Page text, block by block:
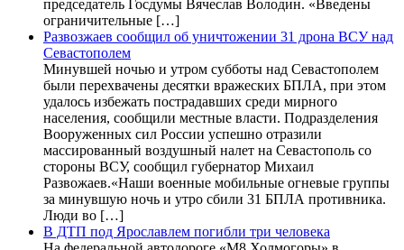
председатель Госдумы Вячеслав Володин. «Введены
ограничительные […]
Развозжаев сообщил об уничтожении 31 дрона ВСУ над
Севастополем
Минувшей ночью и утром субботы над Севастополем
были перехвачены десятки вражеских БПЛА, при этом
удалось избежать пострадавших среди мирного
населения, сообщили местные власти. Подразделения
Вооруженных сил России успешно отразили
массированный воздушный налет на Севастополь со
стороны ВСУ, сообщил губернатор Михаил
Развожаев.«Наши военные мобильные огневые группы
за минувшую ночь и утро сбили 31 БПЛА противника.
Люди во […]
В ДТП под Ярославлем погибли три человека